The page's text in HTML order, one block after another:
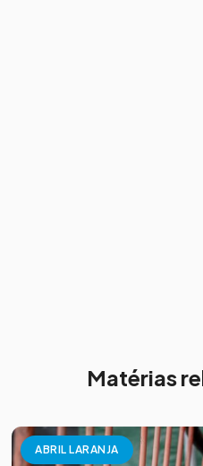
Matérias
ABRIL LARANJA